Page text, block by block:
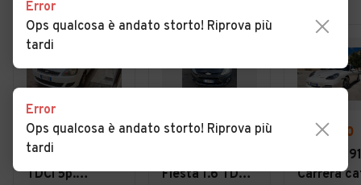
€ 3.200
Ford Fiesta 1.4
TDCi 5p.
€ 3.300
Fiesta 1.6 TDCi
€ 29.000
Porsche
Carrera
Error
Ops qualcosa è andato storto! Riprova più
tardi
Error
Ops qualcosa è andato storto! Riprova più
tardi